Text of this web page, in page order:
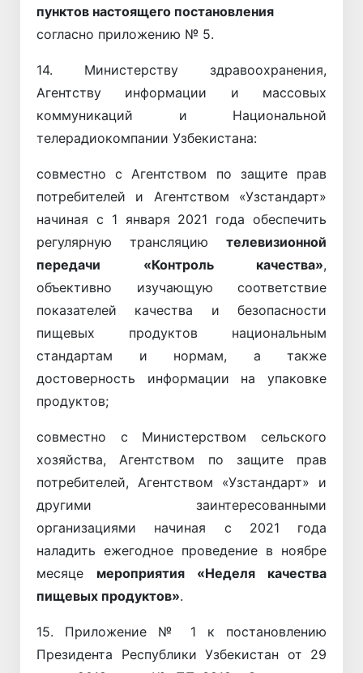
пунктов настоящего постановления
согласно приложению № 5.
14. Министерству здравоохранения,
Агентству информации и массовых
коммуникаций и Национальной
телерадиокомпании Узбекистана:
совместно с Агентством по защите прав
потребителей и Агентством «Узстандарт»
начиная с 1 января 2021 года обеспечить
регулярную трансляцию телевизионной
передачи «Контроль качества»,
объективно изучающую соответствие
показателей качества и безопасности
пищевых продуктов национальным
стандартам и нормам, а также
достоверность информации на упаковке
продуктов;
совместно с Министерством сельского
хозяйства, Агентством по защите прав
потребителей, Агентством «Узстандарт» и
другими заинтересованными
организациями начиная с 2021 года
наладить ежегодное проведение в ноябре
месяце мероприятия «Неделя качества
пищевых продуктов».
15. Приложение № 1 к постановлению
Президента Республики Узбекистан от 29